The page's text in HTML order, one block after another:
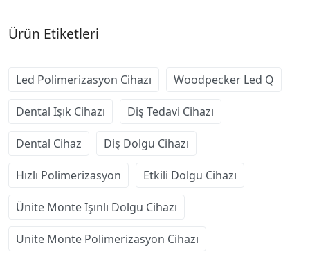
Ürün Etiketleri
Led Polimerizasyon Cihazı Woodpecker Led Q
Dental Işık Cihazı Diş Tedavi Cihazı
Dental Cihaz Diş Dolgu Cihazı
Hızlı Polimerizasyon Etkili Dolgu Cihazı
Ünite Monte Işınlı Dolgu Cihazı
Ünite Monte Polimerizasyon Cihazı